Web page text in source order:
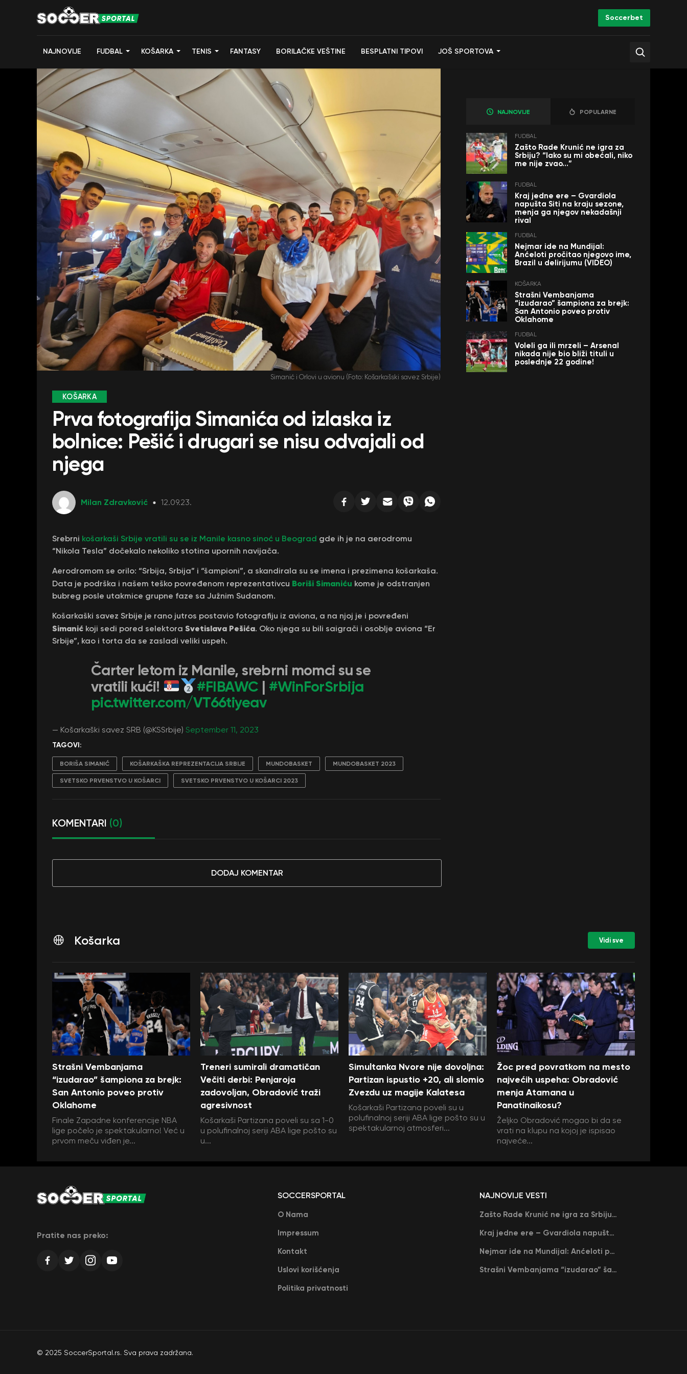
Soccerbet
NAJNOVIJE FUDBAL KOŠARKA TENIS FANTASY BORILAČKE VEŠTINE BESPLATNI TIPOVI JOŠ SPORTOVA
Simanić i Orlovi u avionu (Foto: Košarkašski savez Srbije)
KOŠARKA
Prva fotografija Simanića od izlaska iz
bolnice: Pešić i drugari se nisu odvajali od
njega
Milan Zdravković 12.09.23.
Srebrni košarkaši Srbije vratili su se iz Manile kasno sinoć u Beograd gde ih je na aerodromu
“Nikola Tesla” dočekalo nekoliko stotina upornih navijača.
Aerodromom se orilo: “Srbija, Srbija” i “šampioni”, a skandirala su se imena i prezimena košarkaša.
Data je podrška i našem teško povređenom reprezentativcu Boriši Simaniću kome je odstranjen
bubreg posle utakmice grupne faze sa Južnim Sudanom.
Košarkaški savez Srbije je rano jutros postavio fotografiju iz aviona, a na njoj je i povređeni
Simanić koji sedi pored selektora Svetislava Pešića. Oko njega su bili saigrači i osoblje aviona “Er
Srbije”, kao i torta da se zasladi veliki uspeh.
Čarter letom iz Manile, srebrni momci su se
vratili kući!
#FIBAWC | #WinForSrbija
pic.twitter.com/VT66tiyeav
— Košarkaški savez SRB (@KSSrbije) September 11, 2023
TAGOVI:
BORIŠA SIMANIĆ KOŠARKAŠKA REPREZENTACIJA SRBIJE MUNDOBASKET MUNDOBASKET 2023
SVETSKO PRVENSTVO U KOŠARCI SVETSKO PRVENSTVO U KOŠARCI 2023
KOMENTARI (0)
DODAJ KOMENTAR
NAJNOVIJE POPULARNE
FUDBAL
Zašto Rade Krunić ne igra za
Srbiju? “Iako su mi obećali, niko
me nije zvao…”
FUDBAL
Kraj jedne ere – Gvardiola
napušta Siti na kraju sezone,
menja ga njegov nekadašnji
rival
FUDBAL
Nejmar ide na Mundijal:
Anćeloti pročitao njegovo ime,
Brazil u delirijumu (VIDEO)
KOŠARKA
Strašni Vembanjama
“izudarao” šampiona za brejk:
San Antonio poveo protiv
Oklahome
FUDBAL
Voleli ga ili mrzeli – Arsenal
nikada nije bio bliži tituli u
poslednje 22 godine!
Košarka Vidi sve
Strašni Vembanjama
“izudarao” šampiona za brejk:
San Antonio poveo protiv
Oklahome
Finale Zapadne konferencije NBA
lige počelo je spektakularno! Već u
prvom meču viđen je...
Treneri sumirali dramatičan
Večiti derbi: Penjaroja
zadovoljan, Obradović traži
agresivnost
Košarkaši Partizana poveli su sa 1-0
u polufinalnoj seriji ABA lige pošto su
u...
Simultanka Nvore nije dovoljna:
Partizan ispustio +20, ali slomio
Zvezdu uz magije Kalatesa
Košarkaši Partizana poveli su u
polufinalnoj seriji ABA lige pošto su u
spektakularnoj atmosferi...
Žoc pred povratkom na mesto
najvećih uspeha: Obradović
menja Atamana u
Panatinaikosu?
Željko Obradović mogao bi da se
vrati na klupu na kojoj je ispisao
najveće...
Pratite nas preko:
SOCCERSPORTAL
O Nama
Impressum
Kontakt
Uslovi korišćenja
Politika privatnosti
NAJNOVIJE VESTI
Zašto Rade Krunić ne igra za Srbiju? “Iako su mi obećali, niko me nije zvao…”
Kraj jedne ere – Gvardiola napušta Siti na kraju sezone, menja ga njegov nekadašnji rival
Nejmar ide na Mundijal: Anćeloti pročitao njegovo ime, Brazil u delirijumu (VIDEO)
Strašni Vembanjama “izudarao” šampiona za brejk: San Antonio poveo protiv Oklahome
© 2025 SoccerSportal.rs. Sva prava zadržana.